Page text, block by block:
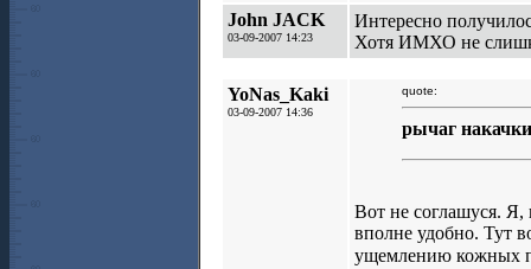
John JACK
03-09-2007 14:23
Интересно
Хотя ИМХО не
YoNas_Kaki
03-09-2007 14:36
quote:
рычаг
Вот не соглашуся.
вполне удобно. Тут
ущемлению кожных